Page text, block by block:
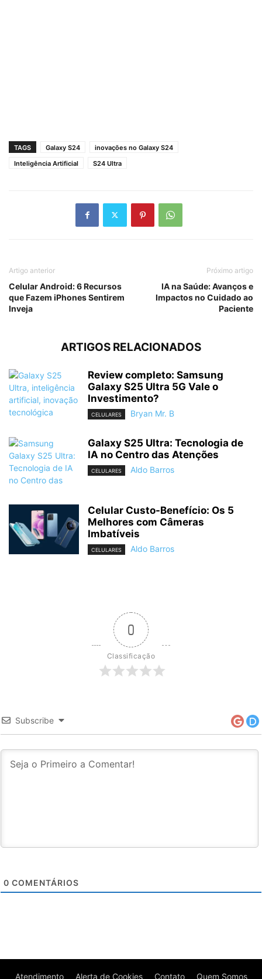
TAGS Galaxy S24
inovações no Galaxy S24
Inteligência Artificial
S24 Ultra
Artigo anterior
Celular Android: 6 Recursos
que Fazem iPhones Sentirem
Inveja
Próximo artigo
IA na Saúde: Avanços e
Impactos no Cuidado ao
Paciente
ARTIGOS RELACIONADOS
Review completo: Samsung
Galaxy S25 Ultra 5G Vale o
Investimento?
CELULARES Bryan Mr. B
Galaxy S25 Ultra: Tecnologia de
IA no Centro das Atenções
CELULARES Aldo Barros
Celular Custo-Benefício: Os 5
Melhores com Câmeras
Imbatíveis
CELULARES Aldo Barros
0
Classificação
Subscribe
0 COMENTÁRIOS
Atendimento Alerta de Cookies Contato Quem Somos